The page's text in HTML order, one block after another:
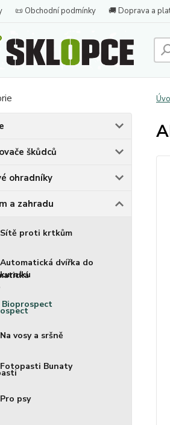
📜 Obchodní podmínky 🚚 Doprava a
škůdců
ohradníky
a zahradu
Sítě proti krtkům
Automatická dvířka do
kurníku
Bioprospect
Na vosy a sršně
Fotopasti Bunaty
Pro psy